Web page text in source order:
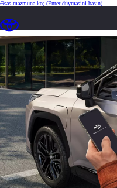
Əsas məzmuna keç (Enter düyməsini basın)
Qoşulmuş Xidmətlər